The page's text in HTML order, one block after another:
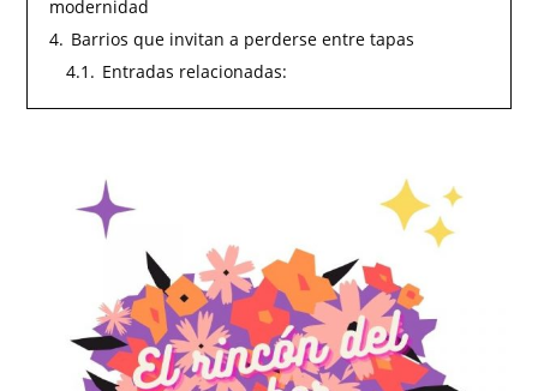
modernidad
4. Barrios que invitan a perderse entre tapas
4.1. Entradas relacionadas: